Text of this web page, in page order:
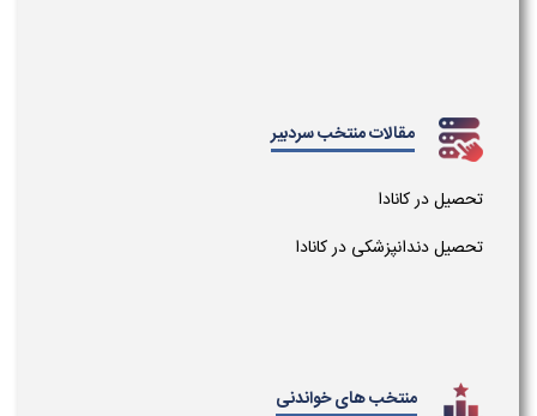
مقالات منتخب سردبیر
تحصیل در کانادا
تحصیل دندانپزشکی در کانادا
منتخب های خواندنی